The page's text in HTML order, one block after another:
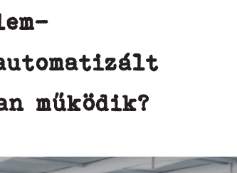
működik?